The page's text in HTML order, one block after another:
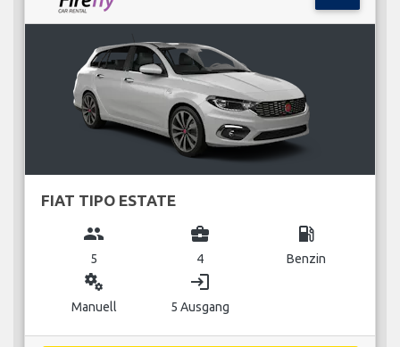
FIAT TIPO ESTATE
group
5
business_center
4
local_gas_station
Benzin
miscellaneous_services
Manuell
login
5 Ausgang